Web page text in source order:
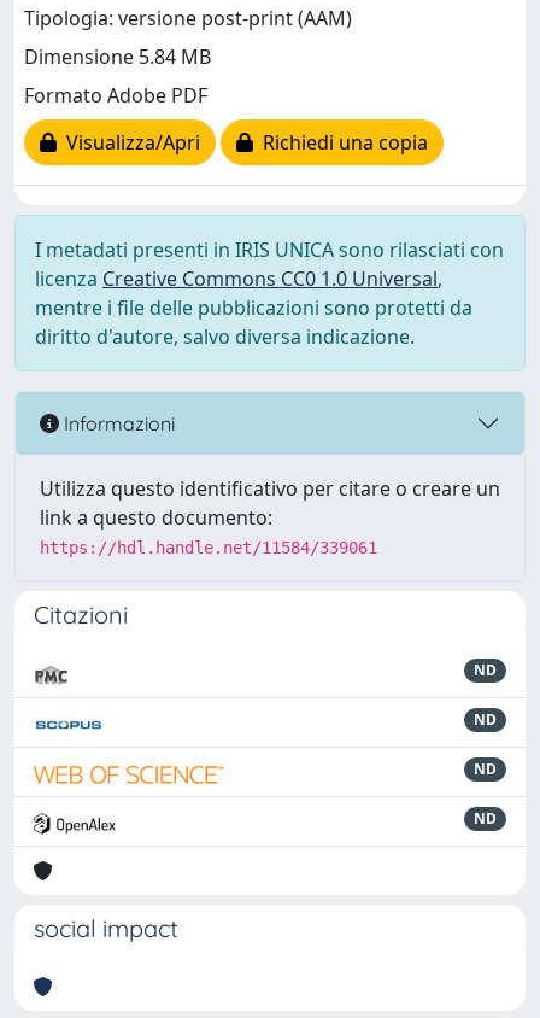
Tipologia: versione post-print (AAM)
Dimensione 5.84 MB
Formato Adobe PDF
Visualizza/Apri
Richiedi una copia
I metadati presenti in IRIS UNICA sono rilasciati con
licenza Creative Commons CC0 1.0 Universal,
mentre i file delle pubblicazioni sono protetti da
diritto d'autore, salvo diversa indicazione.
Informazioni
Utilizza questo identificativo per citare o creare un
link a questo documento:
https://hdl.handle.net/11584/339061
Citazioni
ND
ND
ND
ND
social impact